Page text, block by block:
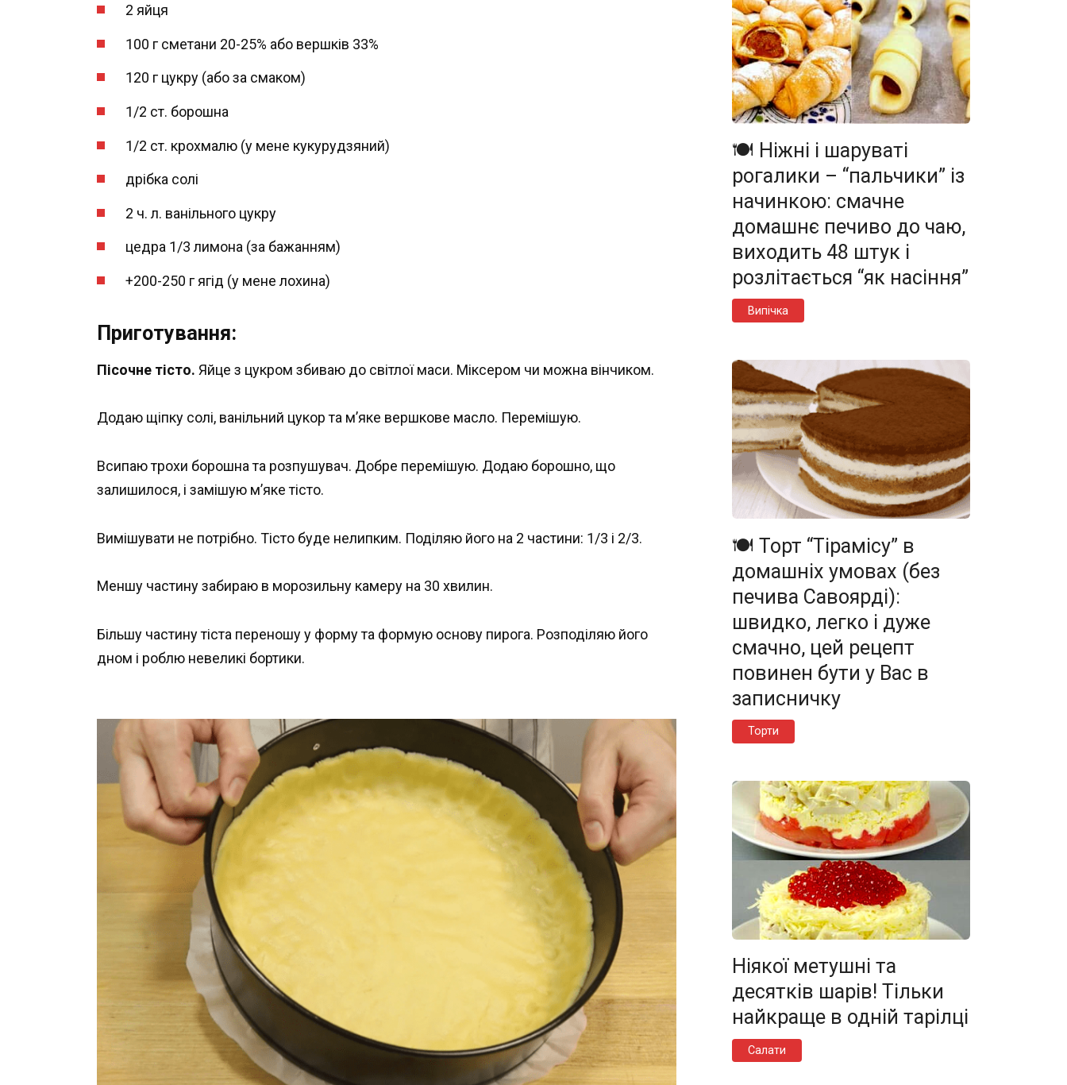
2 яйця
100 г сметани 20-25% або вершків 33%
120 г цукру (або за смаком)
1/2 ст. борошна
1/2 ст. крохмалю (у мене кукурудзяний)
дрібка солі
2 ч. л. ванільного цукру
цедра 1/3 лимона (за бажанням)
+200-250 г ягід (у мене лохина)
Приготування:
Пісочне тісто. Яйце з цукром збиваю до світлої маси. Міксером чи можна вінчиком.
Додаю щіпку солі, ванільний цукор та м’яке вершкове масло. Перемішую.
Всипаю трохи борошна та розпушувач. Добре перемішую. Додаю борошно, що
залишилося, і замішую м’яке тісто.
Вимішувати не потрібно. Тісто буде нелипким. Поділяю його на 2 частини: 1/3 і 2/3.
Меншу частину забираю в морозильну камеру на 30 хвилин.
Більшу частину тіста переношу у форму та формую основу пирога. Розподіляю його
дном і роблю невеликі бортики.
🍽️ Ніжні і шаруваті
рогалики – “пальчики” із
начинкою: смачне
домашнє печиво до чаю,
виходить 48 штук і
розлітається “як насіння”
Випічка
🍽️ Торт “Тірамісу” в
домашніх умовах (без
печива Савоярді):
швидко, легко і дуже
смачно, цей рецепт
повинен бути у Вас в
записничку
Торти
Ніякої метушні та
десятків шарів! Тільки
найкраще в одній тарілці
Салати